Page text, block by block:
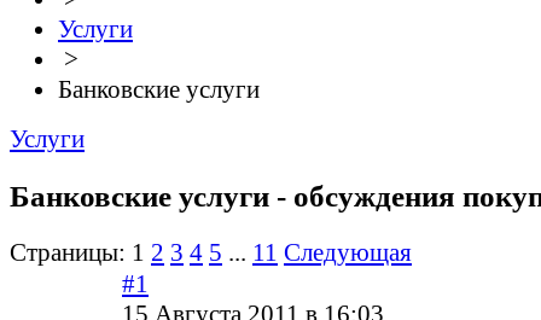
Услуги
>
Банковские услуги
Услуги
Банковские услуги - обсуждения
Страницы: 1 2 3 4 5 ... 11 Следующая
#1
15 Августа 2011 в 16:03